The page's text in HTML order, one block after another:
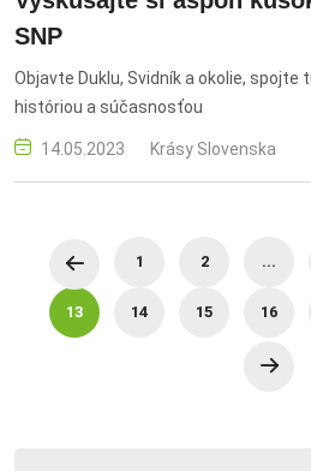
SNP
Objavte Duklu, Svidník a okolie,
históriou a súčasnosťou
14.05.2023 Krásy Slovenska
1 2 ...
13 14 15 16